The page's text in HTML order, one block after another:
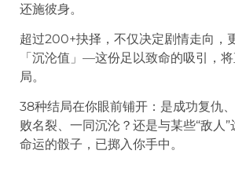
还施彼身。
超过200+抉择，不仅决定剧情走向，
「沉沦值」—这份足以致命的吸引，
局。
38种结局在你眼前铺开：是成功复仇
败名裂、一同沉沦？还是与某些“敌人”
命运的骰子，已掷入你手中。